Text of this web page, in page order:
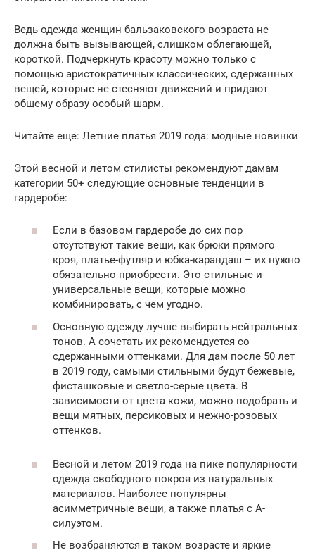
Ведь одежда женщин бальзаковского возраста не
должна быть вызывающей, слишком облегающей,
короткой. Подчеркнуть красоту можно только с
помощью аристократичных классических, сдержанных
вещей, которые не стесняют движений и придают
общему образу особый шарм.
Читайте еще: Летние платья 2019 года: модные новинки
Этой весной и летом стилисты рекомендуют дамам
категории 50+ следующие основные тенденции в
гардеробе:
Если в базовом гардеробе до сих пор
отсутствуют такие вещи, как брюки прямого
кроя, платье-футляр и юбка-карандаш – их нужно
обязательно приобрести. Это стильные и
универсальные вещи, которые можно
комбинировать, с чем угодно.
Основную одежду лучше выбирать нейтральных
тонов. А сочетать их рекомендуется со
сдержанными оттенками. Для дам после 50 лет
в 2019 году, самыми стильными будут бежевые,
фисташковые и светло-серые цвета. В
зависимости от цвета кожи, можно подобрать и
вещи мятных, персиковых и нежно-розовых
оттенков.
Весной и летом 2019 года на пике популярности
одежда свободного покроя из натуральных
материалов. Наиболее популярны
асимметричные вещи, а также платья с А-
силуэтом.
Не возбраняются в таком возрасте и яркие